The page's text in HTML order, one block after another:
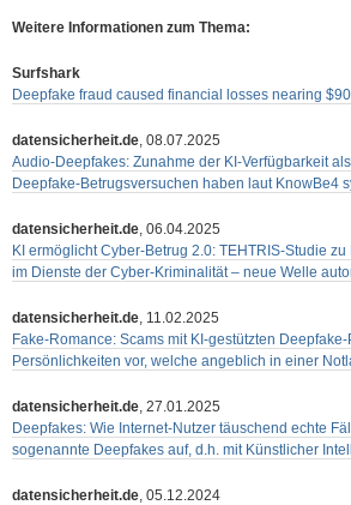
Weitere Informationen zum Thema:
Surfshark
Deepfake fraud caused financial losses nearing
datensicherheit.de, 08.07.2025
Audio-Deepfakes: Zunahme der KI-Verfügbarkeit
Deepfake-Betrugsversuchen haben laut KnowBe4
datensicherheit.de, 06.04.2025
KI ermöglicht Cyber-Betrug 2.0: TEHTRIS-Studie
im Dienste der Cyber-Kriminalität – neue Welle
datensicherheit.de, 11.02.2025
Fake-Romance: Scams mit KI-gestützten
Persönlichkeiten vor, welche angeblich in einer
datensicherheit.de, 27.01.2025
Deepfakes: Wie Internet-Nutzer täuschend echte
sogenannte Deepfakes auf, d.h. mit Künstlicher
datensicherheit.de, 05.12.2024